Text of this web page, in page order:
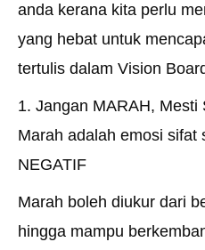
anda kerana kita perlu
yang hebat untuk
tertulis dalam Vision
1. Jangan MARAH, Mesti
Marah adalah emosi sifat
NEGATIF
Marah boleh diukur dari
hingga mampu